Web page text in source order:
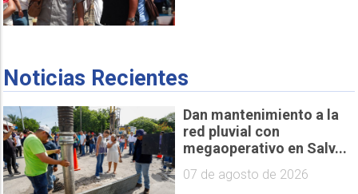
Noticias Recientes
Dan mantenimiento a la
red pluvial con
megaoperativo en Salv...
07 de agosto de 2026